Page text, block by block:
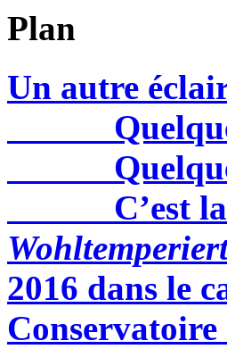
Plan
Un autre
C’est
2016 dans le
Conservatoire